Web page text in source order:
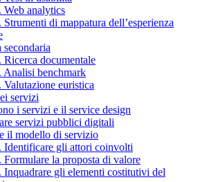
Web analytics
Strumenti di mappatura dell’esperienza
Ricerca documentale
Analisi benchmark
Valutazione euristica
servizi
i servizi e il service design
servizi pubblici digitali
il modello di servizio
Identificare gli attori coinvolti
Formulare la proposta di valore
Inquadrare gli elementi costitutivi del